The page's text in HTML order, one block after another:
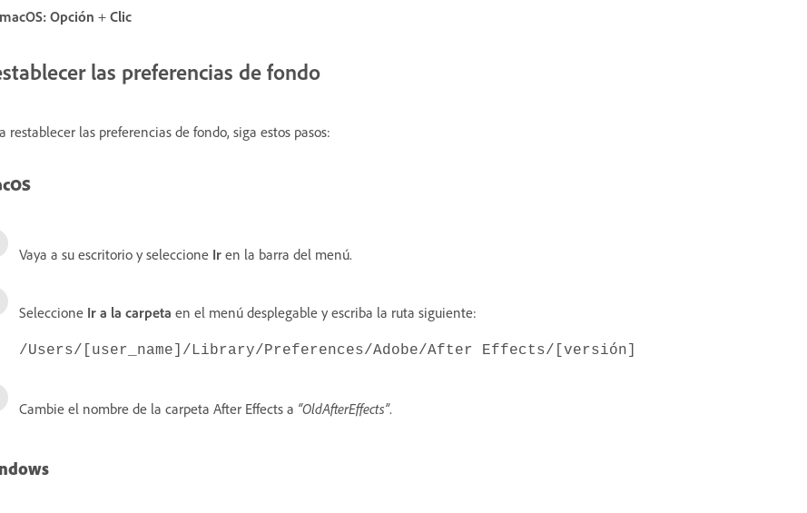
macOS: Opción + Clic
las preferencias de fondo
restablecer las preferencias de fondo, siga estos pasos:
Vaya a su escritorio y seleccione Ir en la barra del menú.
Seleccione Ir a la carpeta en el menú desplegable y escriba la ruta siguiente:
/Users/[user_name]/Library/Preferences/Adobe/After Effects/[versión]
Cambie el nombre de la carpeta After Effects a “OldAfterEffects”.